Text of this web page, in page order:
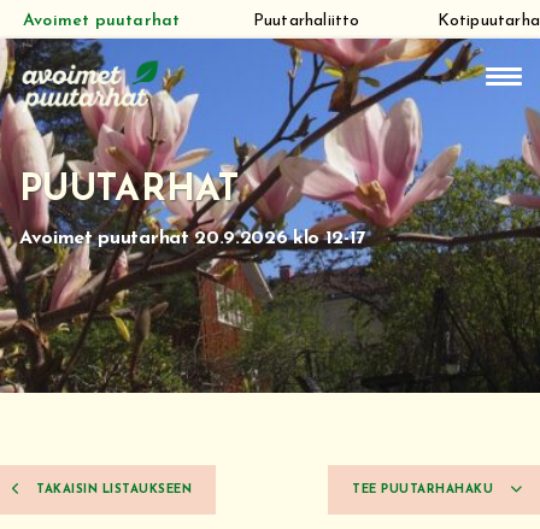
Siirry
suoraan
sisältöön
Avoimet puutarhat Puutarhaliitto Kotipuutarha
PUUTARHAT
Avoimet puutarhat 20.9.2026 klo 12-17
TAKAISIN LISTAUKSEEN TEE PUUTARHAHAKU